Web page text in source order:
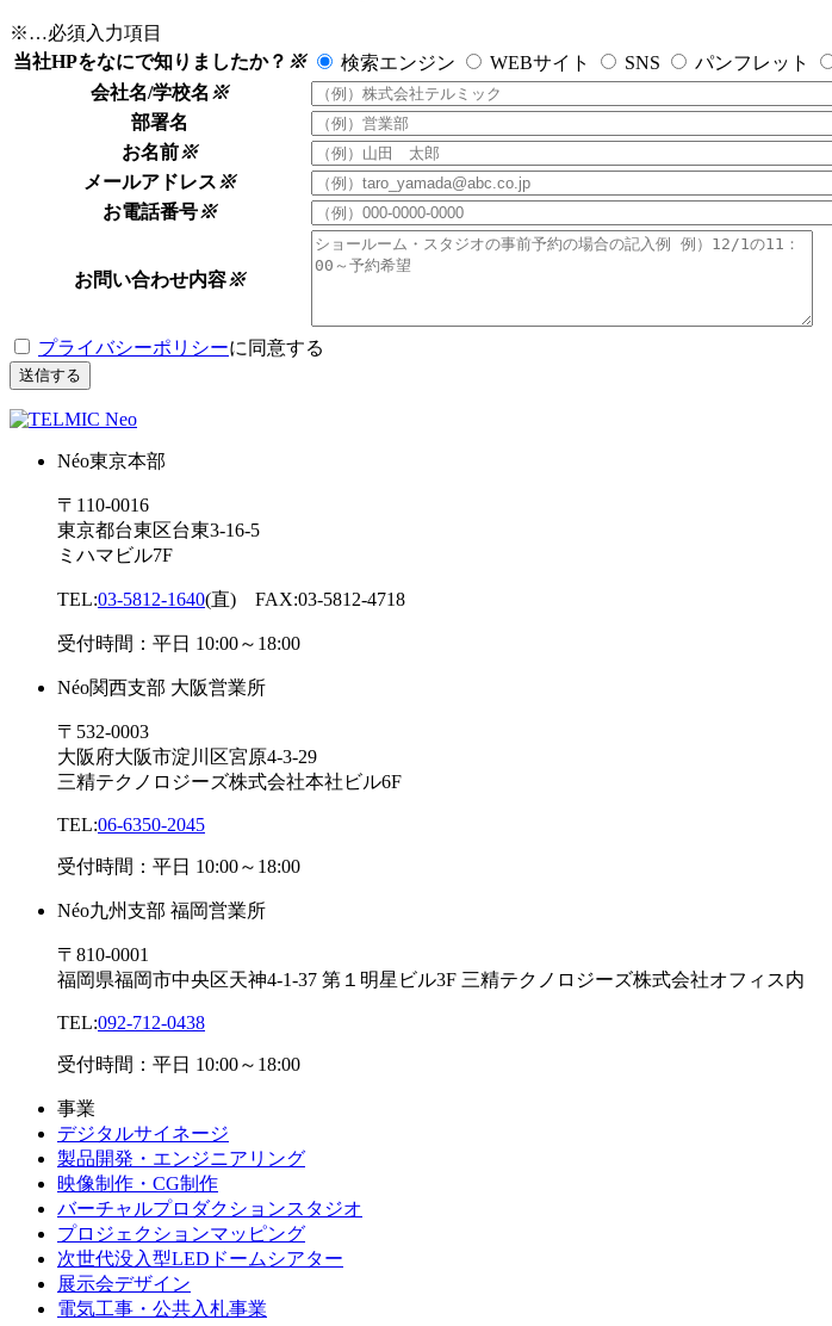
※…必須入力項目
当社HPをなにで知りましたか？ ※ 検索エンジン WEBサイト SNS パンフレット
会社名/学校名 ※
部署名
お名前※
メールアドレス※
お電話番号※
お問い合わせ内容※
プライバシーポリシーに同意する
Néo東京本部
〒110-0016
東京都台東区台東3-16-5
ミハマビル7F
TEL:03-5812-1640(直) FAX:03-5812-4718
受付時間：平日 10:00～18:00
Néo関西支部 大阪営業所
〒532-0003
大阪府大阪市淀川区宮原4-3-29
三精テクノロジーズ株式会社本社ビル6F
TEL:06-6350-2045
受付時間：平日 10:00～18:00
Néo九州支部 福岡営業所
〒810-0001
福岡県福岡市中央区天神4-1-37 第１明星ビル3F 三精テクノロジーズ株式会社オフィス内
TEL:092-712-0438
受付時間：平日 10:00～18:00
事業
デジタルサイネージ
製品開発・エンジニアリング
映像制作・CG制作
バーチャルプロダクションスタジオ
プロジェクションマッピング
次世代没入型LEDドームシアター
展示会デザイン
電気工事・公共入札事業